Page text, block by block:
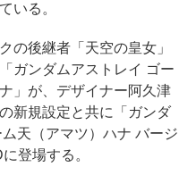
いる。
後継者「天空の皇女」
ガンダムアストレイ ゴー
」が、デザイナー阿久津
新規設定と共に「ガンダ
天（アマツ）ハナ バージ
登場する。